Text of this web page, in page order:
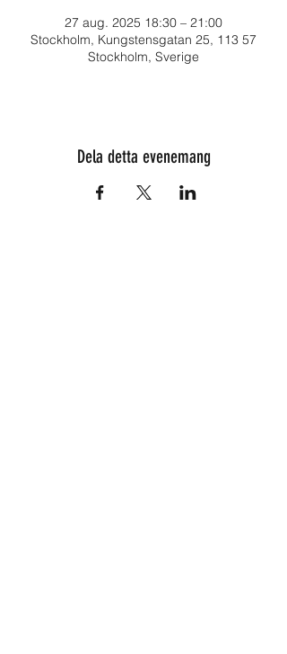
27 aug. 2025 18:30 – 21:00
Stockholm, Kungstensgatan 25, 113 57
Stockholm, Sverige
Dela detta evenemang